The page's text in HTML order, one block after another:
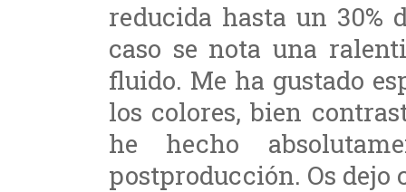
reducida hasta un 30%
caso se nota una
fluido. Me ha gustado
los colores, bien
he hecho
postproducción. Os dejo